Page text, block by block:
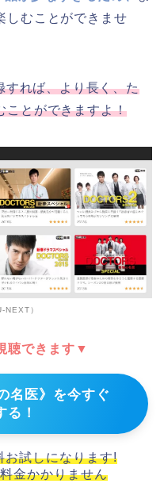
しむことができませ
れば、より長く、た
ことができますよ！
NEXT）
聴できます▼
名医》を今すぐ
る！
試しになります!
金かかりません